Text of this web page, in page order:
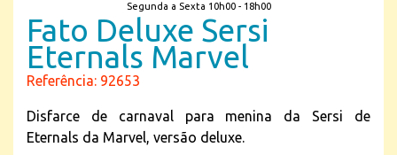
Segunda a Sexta 10h00 - 18h00
Fato Deluxe Sersi
Eternals Marvel
Referência: 92653
Disfarce de carnaval para menina da Sersi de
Eternals da Marvel, versão deluxe.